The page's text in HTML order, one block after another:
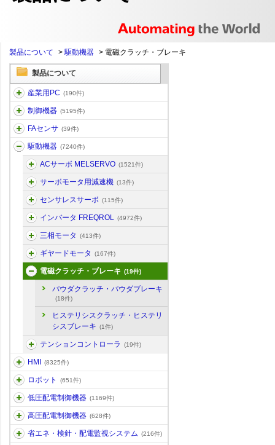
製品について >駆動機器 > 電磁クラッチ・ブレーキ
製品について
産業用PC (190件)
制御機器 (5195件)
FAセンサ (39件)
駆動機器 (7240件)
ACサーボ MELSERVO (1521件)
サーボモータ用減速機 (13件)
センサレスサーボ (115件)
インバータ FREQROL (4972件)
三相モータ (413件)
ギヤードモータ (167件)
電磁クラッチ・ブレーキ (19件)
パウダクラッチ・パウダブレーキ
(18件)
ヒステリシスクラッチ・ヒステリ
シスブレーキ (1件)
テンションコントローラ (19件)
HMI (8325件)
ロボット (651件)
低圧配電制御機器 (1169件)
高圧配電制御機器 (628件)
省エネ・検針・配電監視システム (216件)